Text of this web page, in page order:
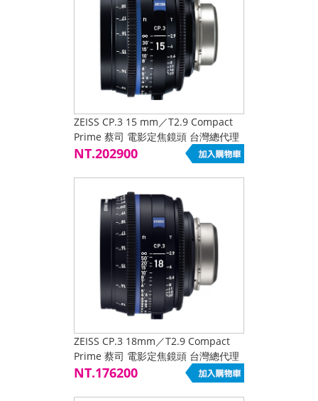
ZEISS CP.3 15 mm／T2.9 Compact
Prime 蔡司 電影定焦鏡頭 台灣總代理
公司貨 鏡頭接口 EF,MFT,F,PL,E Mount
NT.202900
ZEISS CP.3 18mm／T2.9 Compact
Prime 蔡司 電影定焦鏡頭 台灣總代理
公司貨 鏡頭接口 EF,MFT,F,PL,E Mount
NT.176200